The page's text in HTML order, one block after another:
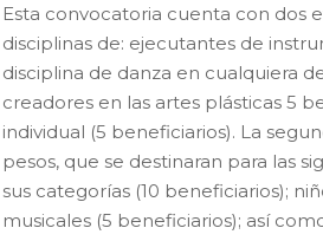
Esta convocatoria cuenta con dos
disciplinas de: ejecutantes de
disciplina de danza en cualquiera
creadores en las artes plásticas 5
individual (5 beneficiarios). La
pesos, que se destinaran para las
sus categorías (10 beneficiarios);
musicales (5 beneficiarios); así